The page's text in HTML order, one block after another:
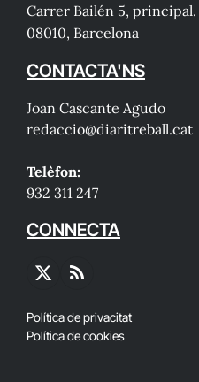
Carrer Bailén 5, principal.
08010, Barcelona
CONTACTA'NS
Joan Cascante Agudo
redaccio@diaritreball.cat
Telèfon:
932 311 247
CONNECTA
X
RSS
Política de privacitat
Política de cookies